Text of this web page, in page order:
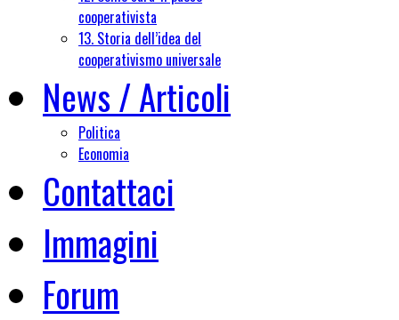
cooperativista
13. Storia dell’idea del
cooperativismo universale
News / Articoli
Politica
Economia
Contattaci
Immagini
Forum